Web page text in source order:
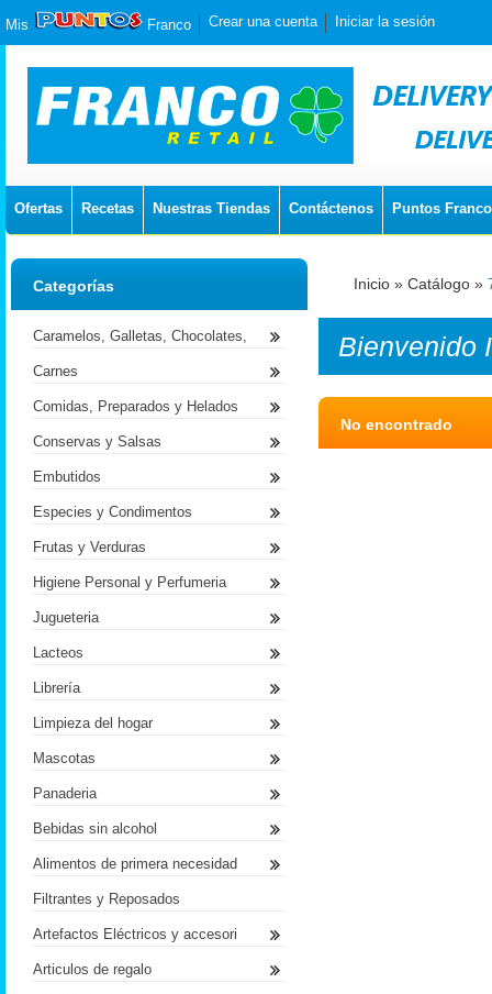
Mis Franco Crear una cuenta Iniciar la sesión
Ofertas Recetas Nuestras Tiendas Contáctenos Puntos Franco
Inicio » Catálogo »
Bienvenido
No encontrado
Categorías
Caramelos, Galletas, Chocolates,
Carnes
Comidas, Preparados y Helados
Conservas y Salsas
Embutidos
Especies y Condimentos
Frutas y Verduras
Higiene Personal y Perfumeria
Jugueteria
Lacteos
Librería
Limpieza del hogar
Mascotas
Panaderia
Bebidas sin alcohol
Alimentos de primera necesidad
Filtrantes y Reposados
Artefactos Eléctricos y accesori
Articulos de regalo